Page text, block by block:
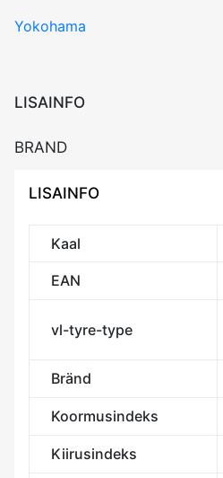
S
RPB
ECB72
M+S
Yokohama
LISAINFO
BRAND
LISAINFO
Kaal
EAN
vl-tyre-type
Bränd
Koormusindeks
Kiirusindeks